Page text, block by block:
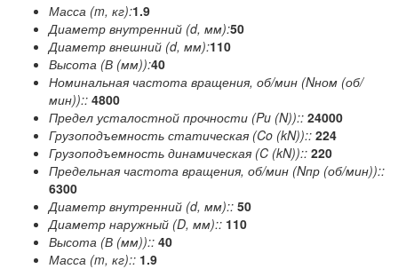
Масса (m, кг):1.9
Диаметр внутренний (d, мм):50
Диаметр внешний (d, мм):110
Высота (В (мм)):40
Номинальная частота вращения, об/мин (Nном (об/
мин)):: 4800
Предел усталостной прочности (Pu (N)):: 24000
Грузоподъемность статическая (Co (kN)):: 224
Грузоподъемность динамическая (C (kN)):: 220
Предельная частота вращения, об/мин (Nпр (об/мин))::
6300
Диаметр внутренний (d, мм):: 50
Диаметр наружный (D, мм):: 110
Высота (В (мм)):: 40
Масса (m, кг):: 1.9